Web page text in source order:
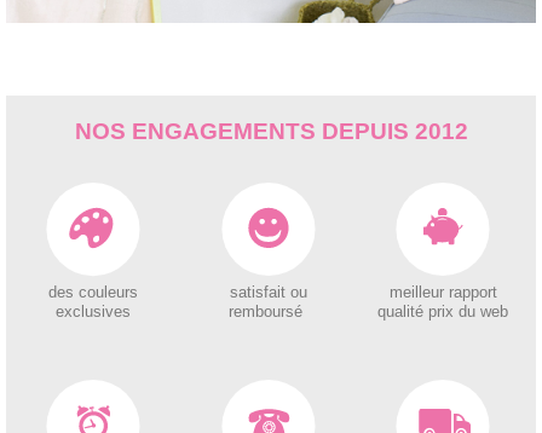
NOS ENGAGEMENTS DEPUIS 2012
des couleurs
exclusives
satisfait ou
remboursé
meilleur rapport
qualité prix du web